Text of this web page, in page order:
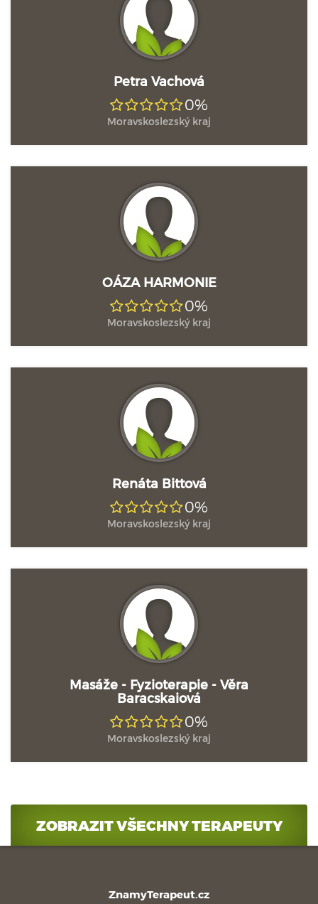
Petra Vachová
0%
Moravskoslezský kraj
OÁZA HARMONIE
0%
Moravskoslezský kraj
Renáta Bittová
0%
Moravskoslezský kraj
Masáže - Fyzioterapie - Věra
Baracskaiová
0%
Moravskoslezský kraj
ZOBRAZIT VŠECHNY TERAPEUTY
ZnamyTerapeut.cz